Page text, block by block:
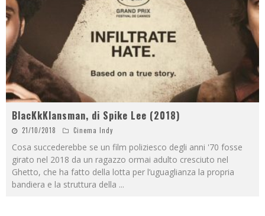
BlacKkKlansman, di Spike Lee (2018)
21/10/2018 Cinema Indy
Cosa succederebbe se un film poliziesco degli anni '70 fosse
girato nel 2018 da un ragazzo ormai adulto cresciuto nel
Ghetto, che ha fatto della lotta per l’uguaglianza la propria
bandiera e la struttura della ...